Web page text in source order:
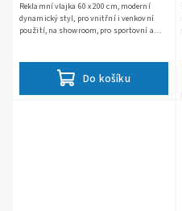
Do košíku
Reklamní vlajka 60 x 200 cm, moderní
dynamický styl, pro vnitřní i venkovní
použití, na showroom, pro sportovní a